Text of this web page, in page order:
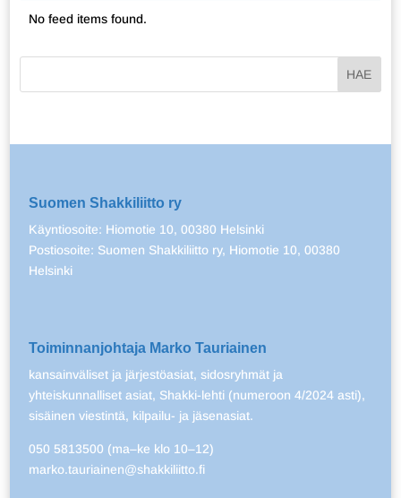
No feed items found.
Suomen Shakkiliitto ry
Käyntiosoite: Hiomotie 10, 00380 Helsinki
Postiosoite: Suomen Shakkiliitto ry, Hiomotie 10, 00380
Helsinki
Toiminnanjohtaja Marko Tauriainen
kansainväliset ja järjestöasiat, sidosryhmät ja
yhteiskunnalliset asiat, Shakki-lehti (numeroon 4/2024 asti),
sisäinen viestintä, kilpailu- ja jäsenasiat.
050 5813500 (ma–ke klo 10–12)
marko.tauriainen@shakkiliitto.fi